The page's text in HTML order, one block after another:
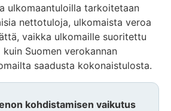
ulkomaantuloilla tarkoitetaan
nettotuloja, ulkomaista veroa
vaikka ulkomaille suoritettu
Suomen verokannan
saadusta kokonaistulosta.
kohdistamisen vaikutus